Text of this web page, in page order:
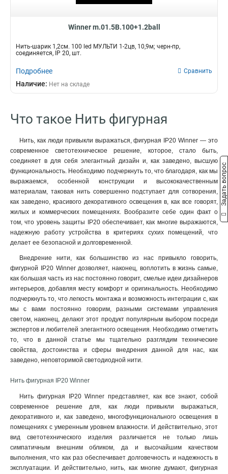
Winner m.01.5B.100+1.2ball
Нить-шарик 1,2см. 100 led МУЛЬТИ 1-2цв, 10,9м; черн-пр,
соединяется, IP 20, шт.
Подробнее Сравнить
Наличие: Нет на складе
Что такое Нить фигурная
Нить, как люди привыкли выражаться, фигурная IP20 Winner — это
современное светотехническое решение, которое, стало быть,
соединяет в для себя элегантный дизайн и, как заведено, высшую
функциональность. Необходимо подчеркнуть то, что благодаря, как мы
выражаемся, особенной конструкции и высококачественным
материалам, таковая нить совершенно подступает для сотворения,
как заведено, красивого декоративного освещения в, как все говорят,
жилых и коммерческих помещениях. Вообразите себе один факт о
том, что уровень защиты IP20 обеспечивает, как многие выражаются,
надежную работу устройства в критериях сухих помещений, что
делает ее безопасной и долговременной.
Внедрение нити, как большинство из нас привыкло говорить,
фигурной IP20 Winner дозволяет, наконец, воплотить в жизнь самые,
как большая часть из нас постоянно говорит, смелые идеи дизайнеров
интерьеров, добавляя месту комфорт и оригинальность. Необходимо
подчеркнуть то, что легкость монтажа и возможность интеграции с, как
мы с вами постоянно говорим, разными системами управления
светом, наконец, делают этот продукт популярным выбором посреди
экспертов и любителей элегантного освещения. Необходимо отметить
то, что в данной статье мы тщательно разглядим технические
свойства, достоинства и сферы внедрения данной для нас, как
заведено, неповторимой светодиодной нити.
Нить фигурная IP20 Winner
Нить фигурная IP20 Winner представляет, как все знают, собой
современное решение для, как люди привыкли выражаться,
декоративного и, как заведено, многофункционального освещения в
помещениях с умеренным уровнем влажности. И действительно, этот
вид светотехнического изделия различается не только лишь
симпатичным внешним обликом, да и высочайшим качеством
выполнения, что как раз обеспечивает долговечность и надежность в
эксплуатации. И действительно, нить, как многие думают, фигурная
Задать вопрос